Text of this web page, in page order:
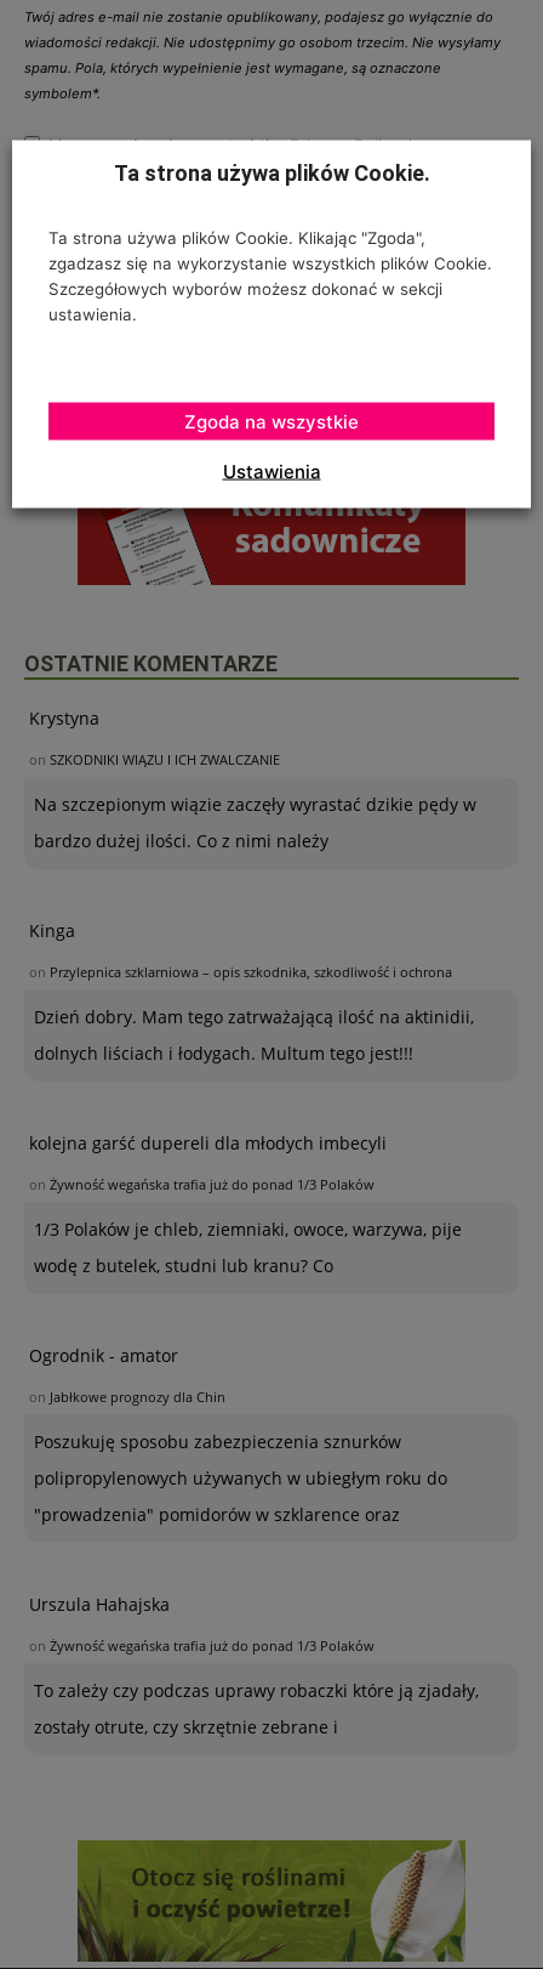
Twój adres e-mail nie zostanie opublikowany, podajesz go wyłącznie do
wiadomości redakcji. Nie udostępnimy go osobom trzecim. Nie wysyłamy
spamu. Pola, których wypełnienie jest wymagane, są oznaczone
symbolem*.
I have read and accepted thePrivacy Policy*
OSTATNIE KOMENTARZE
Krystyna
on SZKODNIKI WIĄZU I ICH ZWALCZANIE
Na szczepionym wiązie zaczęły wyrastać dzikie pędy w
bardzo dużej ilości. Co z nimi należy
Kinga
on Przylepnica szklarniowa – opis szkodnika, szkodliwość i ochrona
Dzień dobry. Mam tego zatrważającą ilość na aktinidii,
dolnych liściach i łodygach. Multum tego jest!!!
kolejna garść dupereli dla młodych imbecyli
on Żywność wegańska trafia już do ponad 1/3 Polaków
1/3 Polaków je chleb, ziemniaki, owoce, warzywa, pije
wodę z butelek, studni lub kranu? Co
Ogrodnik - amator
on Jabłkowe prognozy dla Chin
Poszukuję sposobu zabezpieczenia sznurków
polipropylenowych używanych w ubiegłym roku do
"prowadzenia" pomidorów w szklarence oraz
Urszula Hahajska
on Żywność wegańska trafia już do ponad 1/3 Polaków
To zależy czy podczas uprawy robaczki które ją zjadały,
zostały otrute, czy skrzętnie zebrane i
Ta strona używa plików Cookie.
Ta strona używa plików Cookie. Klikając "Zgoda",
zgadzasz się na wykorzystanie wszystkich plików Cookie.
Szczegółowych wyborów możesz dokonać w sekcji
ustawienia.
Ustawienia
Zgoda na wszystkie